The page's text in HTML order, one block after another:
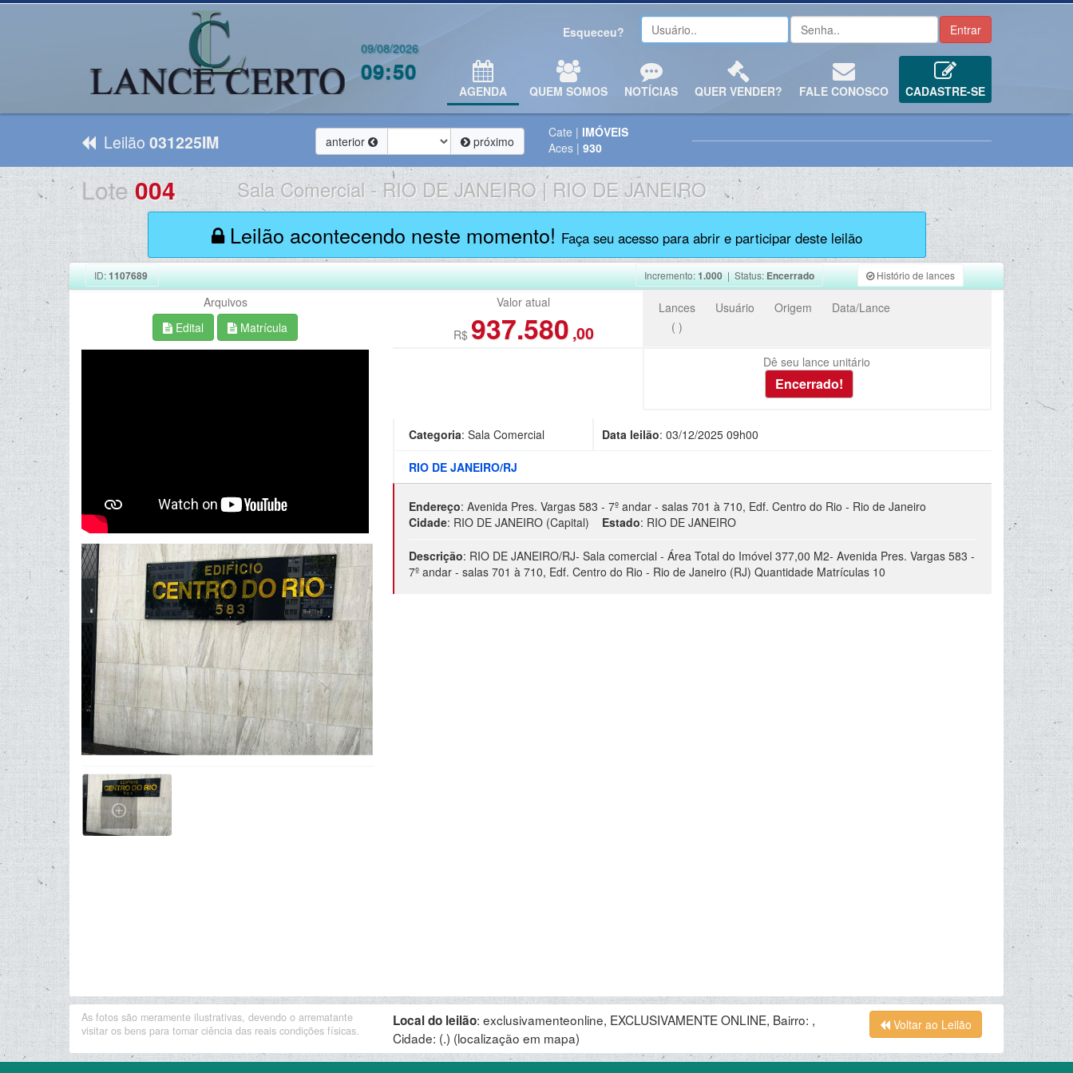
09/08/2026
09:50
Esqueceu?
AGENDA QUEM SOMOS NOTÍCIAS QUER VENDER? FALE CONOSCO CADASTRE-SE
Leilão 031225IM anterior próximo
Cate | IMÓVEIS
Aces | 930
Lote004 Sala Comercial-RIO DE JANEIRO | RIO DE JANEIRO
Leilão acontecendo neste momento! Faça seu acesso para abrir e participar deste leilão
ID:1107689 Incremento:1.000 | Status:Encerrado Histório de lances
Arquivos
Edital
Matrícula
Valor atual
R$ 937.580 ,00
Lances
( )
Usuário Origem Data/Lance
Dê seu lance unitário
Categoria: Sala Comercial Data leilão: 03/12/2025 09h00
RIO DE JANEIRO/RJ
Endereço: Avenida Pres. Vargas 583 - 7º andar - salas 701 à 710, Edf. Centro do Rio - Rio de Janeiro
Cidade: RIO DE JANEIRO (Capital) Estado: RIO DE JANEIRO
Descrição: RIO DE JANEIRO/RJ- Sala comercial - Área Total do Imóvel 377,00 M2- Avenida Pres. Vargas 583 -
7º andar - salas 701 à 710, Edf. Centro do Rio - Rio de Janeiro (RJ) Quantidade Matrículas 10
As fotos são meramente ilustrativas, devendo o arrematante
visitar os bens para tomar ciência das reais condições físicas.
Local do leilão: exclusivamenteonline, EXCLUSIVAMENTE ONLINE, Bairro: ,
Cidade: (.) (localização em mapa)
Voltar ao Leilão